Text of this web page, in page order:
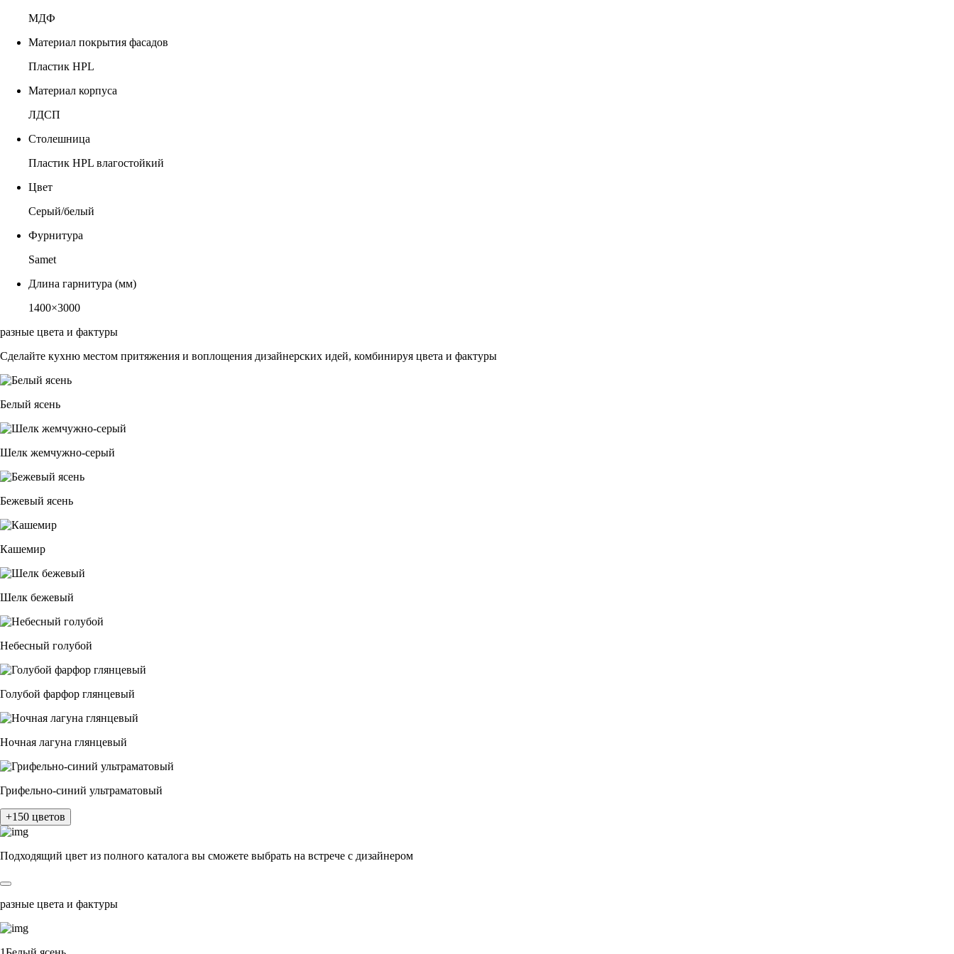
МДФ
Материал покрытия фасадов
Пластик HPL
Материал корпуса
ЛДСП
Столешница
Пластик HPL влагостойкий
Цвет
Серый/белый
Фурнитура
Samet
Длина гарнитура (мм)
1400×3000
разные цвета и фактуры
Сделайте кухню местом притяжения и воплощения дизайнерских идей, комбинируя цвета и фактуры
Белый ясень
Шелк жемчужно-серый
Бежевый ясень
Кашемир
Шелк бежевый
Небесный голубой
Голубой фарфор глянцевый
Ночная лагуна глянцевый
Грифельно-синий ультраматовый
+150 цветов
Подходящий цвет из полного каталога вы сможете выбрать на встрече с дизайнером
разные цвета и фактуры